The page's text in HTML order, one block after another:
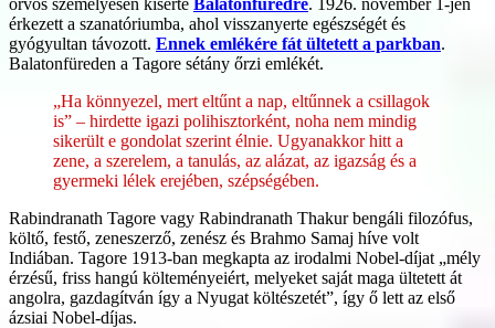
érkezett a szanatóriumba, ahol visszanyerte egészségét és
gyógyultan távozott. Ennek emlékére fát ültetett a parkban.
Balatonfüreden a Tagore sétány őrzi emlékét.
„Ha könnyezel, mert eltűnt a nap, eltűnnek a csillagok
is” – hirdette igazi polihisztorként, noha nem mindig
sikerült e gondolat szerint élnie. Ugyanakkor hitt a
zene, a szerelem, a tanulás, az alázat, az igazság és a
gyermeki lélek erejében, szépségében.
Rabindranath Tagore vagy Rabindranath Thakur bengáli filozófus,
költő, festő, zeneszerző, zenész és Brahmo Samaj híve volt
Indiában. Tagore 1913-ban megkapta az irodalmi Nobel-díjat „mély
érzésű, friss hangú költeményeiért, melyeket saját maga ültetett át
angolra, gazdagítván így a Nyugat költészetét”, így ő lett az első
ázsiai Nobel-díjas.